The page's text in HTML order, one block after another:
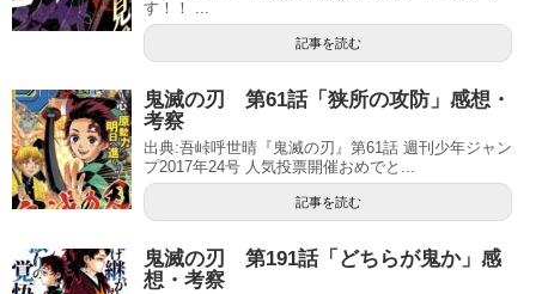
す！！ ...
記事を読む
鬼滅の刃 第61話「狭所の攻防」感想・
考察
出典:吾峠呼世晴『鬼滅の刃』第61話 週刊少年ジャン
プ2017年24号 人気投票開催おめでと...
記事を読む
鬼滅の刃 第191話「どちらが鬼か」感
想・考察